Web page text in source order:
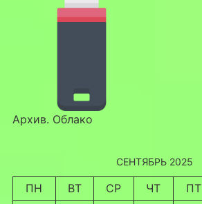
Архив. Облако
СЕНТЯБРЬ 2025
ПН ВТ СР ЧТ ПТ